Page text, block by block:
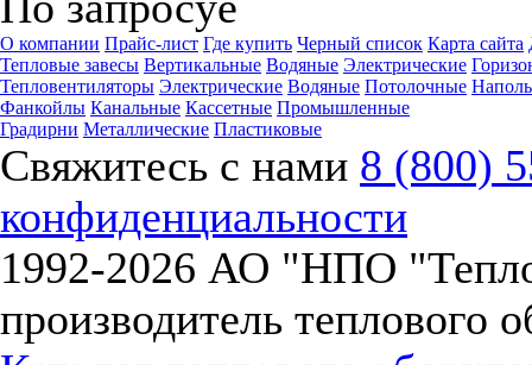
О компании Прайс-лист Где купить Черный список Карта сайта
Тепловые завесы Вертикальные Водяные Электрические
Тепловентиляторы Электрические Водяные Потолочные
Фанкойлы Канальные Кассетные Промышленные
Градирни Металлические Пластиковые
Свяжитесь с нами 8 (800)
конфиденциальности
1992-2026 АО "НПО
производитель теплового